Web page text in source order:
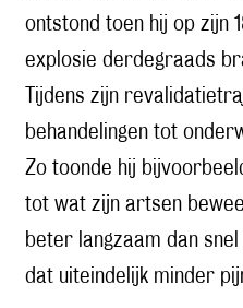
ontstond toen hij op zijn
explosie derdegraads
Tijdens zijn
behandelingen tot
Zo toonde hij
tot wat zijn artsen
beter langzaam dan
dat uiteindelijk minder